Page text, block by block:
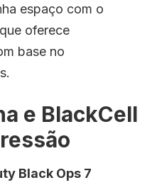
espaço com o
oferece
base no
e BlackCell
Black Ops 7